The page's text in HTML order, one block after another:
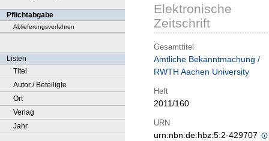
Pflichtabgabe
Ablieferungsverfahren
Listen
Titel
Autor / Beteiligte
Ort
Verlag
Jahr
Elektronische
Zeitschrift
Gesamttitel
Amtliche Bekanntmachung /
RWTH Aachen University
Heft
2011/160
URN
urn:nbn:de:hbz:5:2-429707